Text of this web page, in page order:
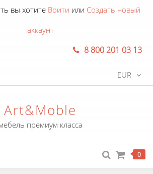
вы хотите Воити или Создать новый
аккаунт
8 800 201 03 13
EUR
Art&Moble
премиум класса
0